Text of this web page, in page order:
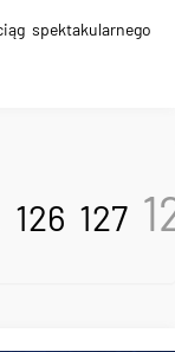
spektakularnego
126 127